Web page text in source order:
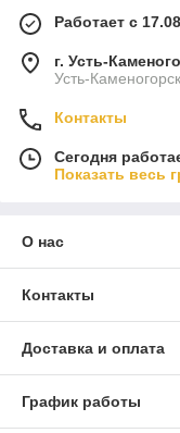
Работает с
г. Усть-
Усть-
Контакты
Сегодня
Показать весь
О нас
Контакты
Доставка и оплата
График работы